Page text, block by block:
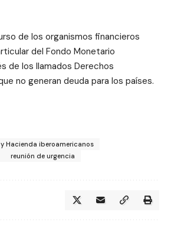
de los organismos financieros
del Fondo Monetario
de los llamados Derechos
no generan deuda para los países.
Hacienda iberoamericanos
reunión de urgencia